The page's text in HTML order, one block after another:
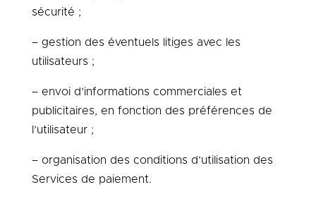
sécurité ;
– gestion des éventuels litiges avec les
utilisateurs ;
– envoi d’informations commerciales et
publicitaires, en fonction des préférences de
l’utilisateur ;
– organisation des conditions d’utilisation des
Services de paiement.